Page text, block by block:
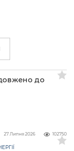
до
102750
27 Липня 2026